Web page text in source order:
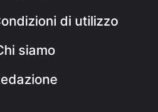
di utilizzo
siamo